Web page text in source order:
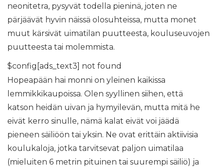
neonitetra, pysyvät todella pieninä, joten ne
pärjäävät hyvin näissä olosuhteissa, mutta monet
muut kärsivät uimatilan puutteesta, kouluseuvojen
puutteesta tai molemmista.
$config[ads_text3] not found
Hopeapään hai monni on yleinen kaikissa
lemmikkikaupoissa. Olen syyllinen siihen, että
katson heidän uivan ja hymyilevän, mutta mitä he
eivät kerro sinulle, nämä kalat eivät voi jäädä
pieneen säiliöön tai yksin. Ne ovat erittäin aktiivisia
koulukaloja, jotka tarvitsevat paljon uimatilaa
(mieluiten 6 metrin pituinen tai suurempi säiliö) ja